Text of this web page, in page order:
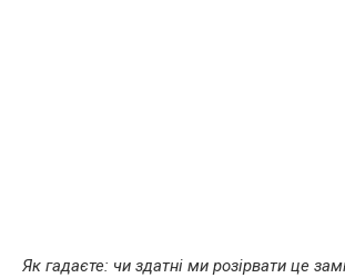
Як гадаєте: чи здатні ми розірвати це